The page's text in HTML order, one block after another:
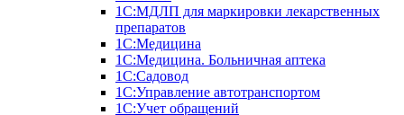
1С:МДЛП для маркировки лекарственных
препаратов
1С:Медицина
1С:Медицина. Больничная аптека
1С:Садовод
1С:Управление автотранспортом
1С:Учет обращений